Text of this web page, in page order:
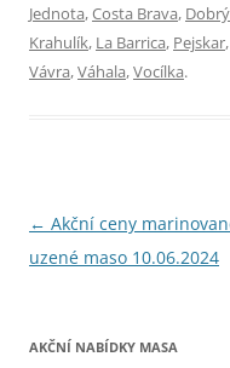
Jednota,Costa Brava,
Krahulík, La Barrica, Pejskar,
Vávra,Váhala,Vocílka.
Navigace
pro
← Akční ceny
uzené maso 10.06.2024
AKČNÍ NABÍDKY MASA